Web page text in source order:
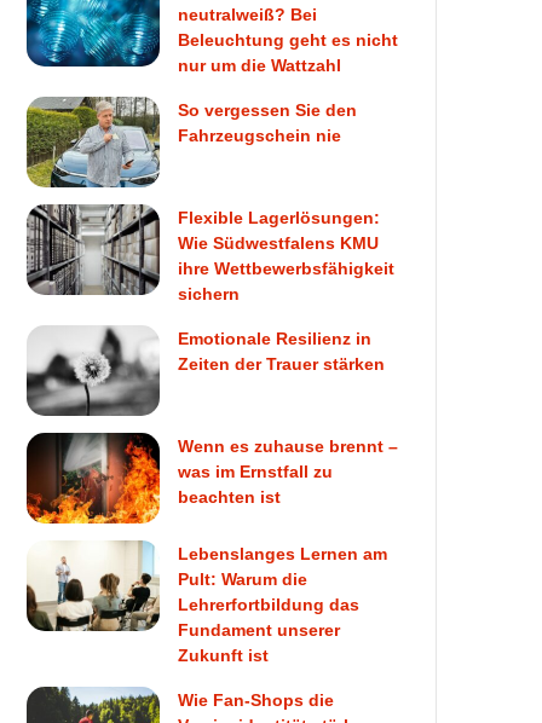
neutralweiß? Bei
Beleuchtung geht es nicht
nur um die Wattzahl
So vergessen Sie den
Fahrzeugschein nie
Flexible Lagerlösungen:
Wie Südwestfalens KMU
ihre Wettbewerbsfähigkeit
sichern
Emotionale Resilienz in
Zeiten der Trauer stärken
Wenn es zuhause brennt –
was im Ernstfall zu
beachten ist
Lebenslanges Lernen am
Pult: Warum die
Lehrerfortbildung das
Fundament unserer
Zukunft ist
Wie Fan-Shops die